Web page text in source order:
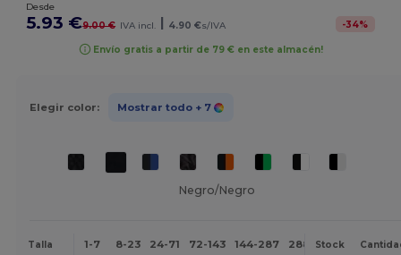
Desde
5.93 €9.00 € IVA incl. 4.90 €s/IVA -34%
Envío gratis a partir de 79 € en este almacén!
Elegir color: Mostrar todo + 7
Negro/Negro
Talla 1-7 8-23 24-71 72-143 144-287 288 + Más
Stock